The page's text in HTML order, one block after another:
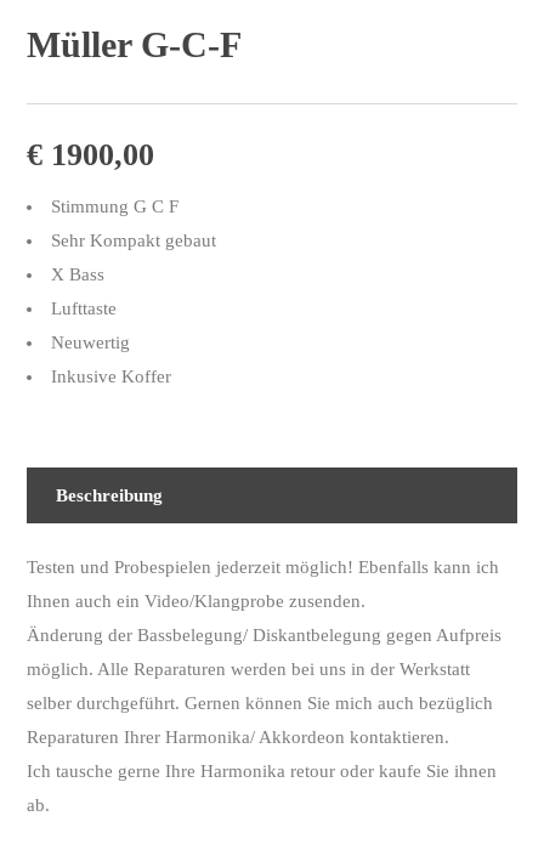
Müller G-C-F
€ 1900,00
Stimmung G C F
Sehr Kompakt gebaut
X Bass
Lufttaste
Neuwertig
Inkusive Koffer
Beschreibung
Testen und Probespielen jederzeit möglich! Ebenfalls kann ich
Ihnen auch ein Video/Klangprobe zusenden.
Änderung der Bassbelegung/ Diskantbelegung gegen Aufpreis
möglich. Alle Reparaturen werden bei uns in der Werkstatt
selber durchgeführt. Gernen können Sie mich auch bezüglich
Reparaturen Ihrer Harmonika/ Akkordeon kontaktieren.
Ich tausche gerne Ihre Harmonika retour oder kaufe Sie ihnen
ab.